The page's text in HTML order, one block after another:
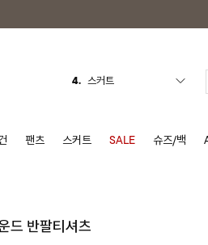
4. 스커트
6.
10.
팬츠 스커트 SALE 슈즈/백
드 반팔티셔츠